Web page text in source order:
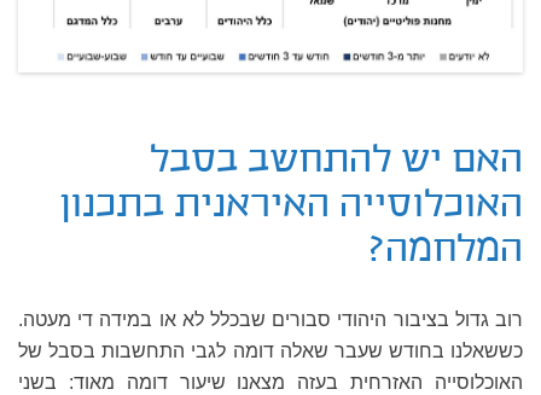
האם יש להתחשב בסבל
האוכלוסייה האיראנית בתכנון
המלחמה?
רוב גדול בציבור היהודי סבורים שבכלל לא או במידה די מעטה.
כששאלנו בחודש שעבר שאלה דומה לגבי התחשבות בסבל של
האוכלוסייה האזרחית בעזה מצאנו שיעור דומה מאוד: בשני